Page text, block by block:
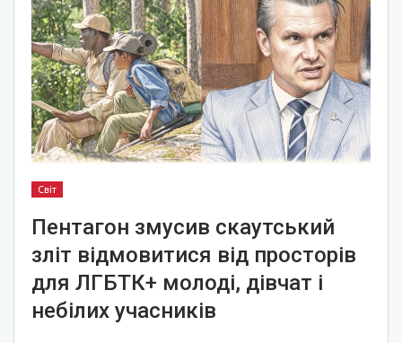
Світ
Пентагон змусив скаутський
зліт відмовитися від просторів
для ЛГБТК+ молоді, дівчат і
небілих учасників